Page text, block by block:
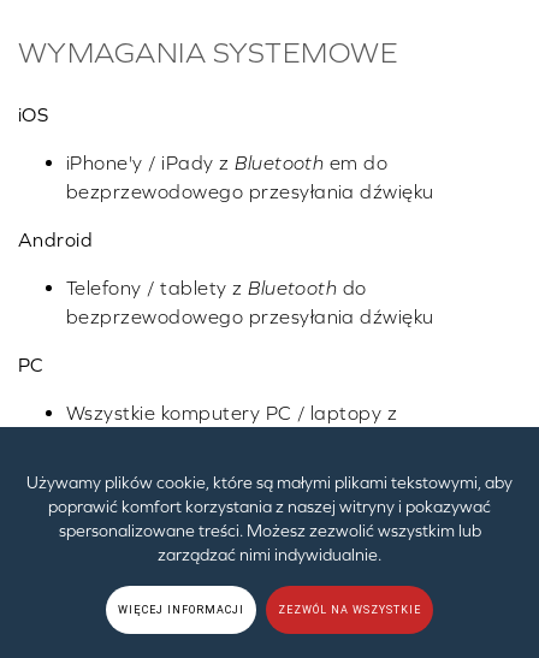
Używamy plików cookie, które są małymi plikami tekstowymi, aby
poprawić komfort korzystania z naszej witryny i pokazywać
spersonalizowane treści. Możesz zezwolić wszystkim lub
zarządzać nimi indywidualnie.
WIĘCEJ INFORMACJI ZEZWÓL NA WSZYSTKIE
WYMAGANIA SYSTEMOWE
iOS
iPhone'y / iPady zBluetooth em do
bezprzewodowego przesyłania dźwięku
Android
Telefony / tablety zBluetooth do
bezprzewodowego przesyłania dźwięku
PC
Wszystkie komputery PC / laptopy z
Mac
Wszystkie komputery Apple zBluetooth
A2DP i AVRCP